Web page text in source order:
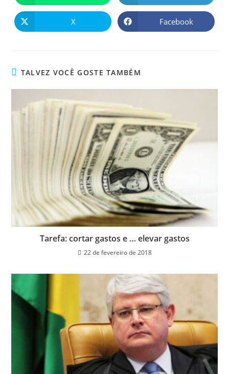
X Facebook
TALVEZ VOCÊ GOSTE TAMBÉM
Tarefa: cortar gastos e … elevar gastos
22 de fevereiro de 2018